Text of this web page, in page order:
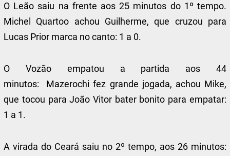
O Leão saiu na frente aos 25 minutos do 1º tempo.
Michel Quartoo achou Guilherme, que cruzou para
Lucas Prior marca no canto: 1 a 0.
O Vozão empatou a partida aos 44
minutos: Mazerochi fez grande jogada, achou Mike,
que tocou para João Vitor bater bonito para empatar:
1 a 1.
A virada do Ceará saiu no 2º tempo, aos 26 minutos: